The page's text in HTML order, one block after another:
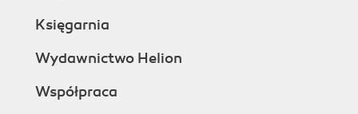
Multidimensional Arrays
Recursion
Księgarnia
Wydawnictwo Helion
Współpraca